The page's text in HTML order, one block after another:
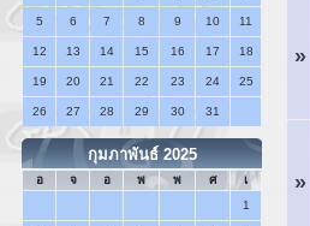
5 6 7 8 9 10 11
12 13 14 15 16 17 18
19 20 21 22 23 24 25
26 27 28 29 30 31
กุมภาพันธ์ 2025
อ จ อ พ พ ศ
เ
1
»
»